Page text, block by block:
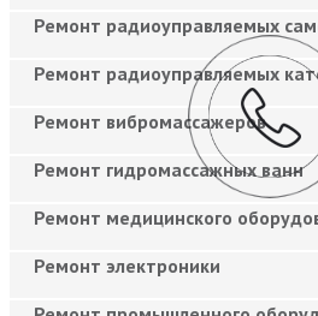
Ремонт радиоуправляемых
Ремонт радиоуправляемых
Ремонт вибромассажеров
Ремонт гидромассажных ванн
Ремонт медицинского
Ремонт электроники